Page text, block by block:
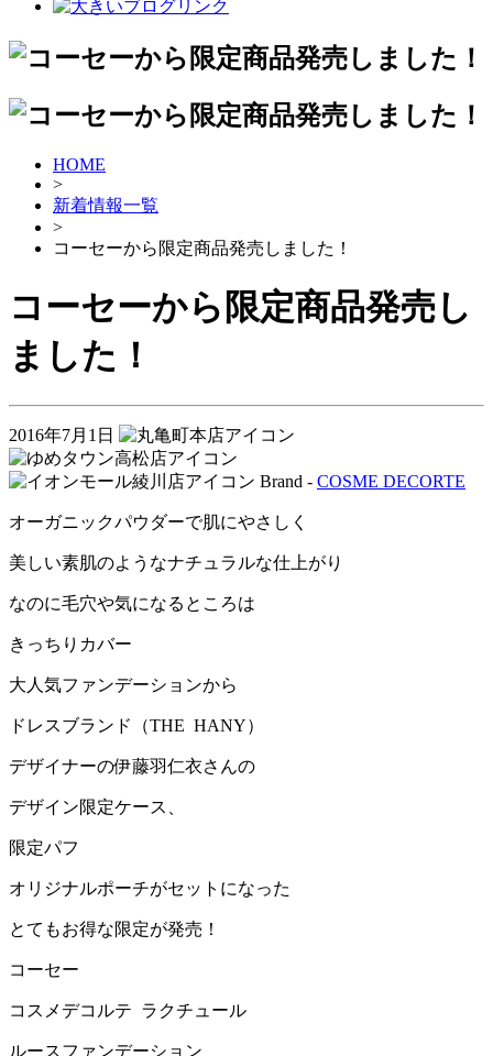
HOME
>
新着情報一覧
>
コーセーから限定商品発売しました！
コーセーから限定商品発売し
ました！
2016年7月1日
Brand - COSME DECORTE
オーガニックパウダーで肌にやさしく
美しい素肌のようなナチュラルな仕上がり
なのに毛穴や気になるところは
きっちりカバー
大人気ファンデーションから
ドレスブランド（THE HANY）
デザイナーの伊藤羽仁衣さんの
デザイン限定ケース、
限定パフ
オリジナルポーチがセットになった
とてもお得な限定が発売！
コーセー
コスメデコルテ ラクチュール
ルースファンデーション